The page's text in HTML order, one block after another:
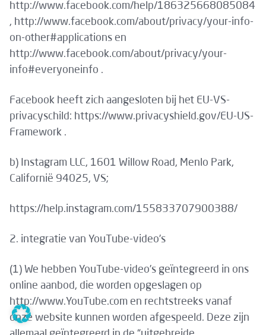
http://www.facebook.com/help/186325668085084
, http://www.facebook.com/about/privacy/your-info-
on-other#applications en
http://www.facebook.com/about/privacy/your-
info#everyoneinfo .
Facebook heeft zich aangesloten bij het EU-VS-
privacyschild: https://www.privacyshield.gov/EU-US-
Framework .
b) Instagram LLC, 1601 Willow Road, Menlo Park,
Californië 94025, VS;
https://help.instagram.com/155833707900388/
2. integratie van YouTube-video’s
(1) We hebben YouTube-video’s geïntegreerd in ons
online aanbod, die worden opgeslagen op
http://www.YouTube.com en rechtstreeks vanaf
onze website kunnen worden afgespeeld. Deze zijn